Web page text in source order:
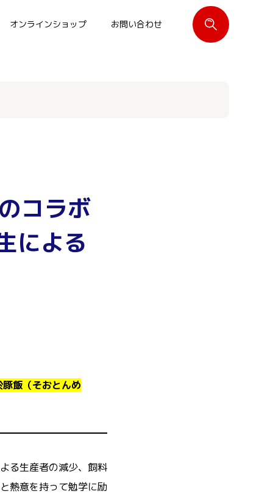
オンラインショップ お問い合わせ
コラボ
による
豚飯（そおとんめ
る生産者の減少、飼料
熱意を持って勉学に励